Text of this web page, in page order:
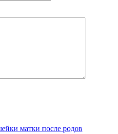
матки после родов